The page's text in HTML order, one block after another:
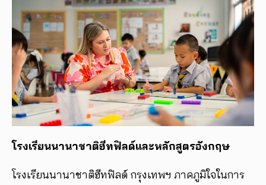
โรงเรียนนานาชาติฮีทฟิลด์และหลักสูตรอังกฤษ
โรงเรียนนานาชาติฮีทฟิลด์ กรุงเทพฯ ภาคภูมิใจในการ